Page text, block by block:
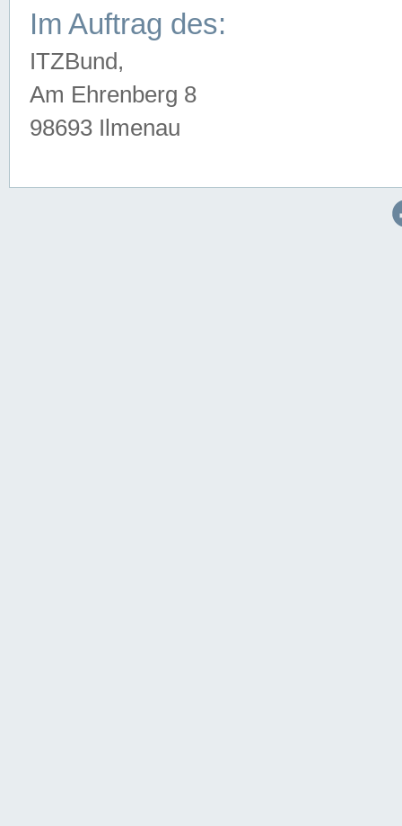
Im Auftrag des:
ITZBund,
Am Ehrenberg 8
98693 Ilmenau